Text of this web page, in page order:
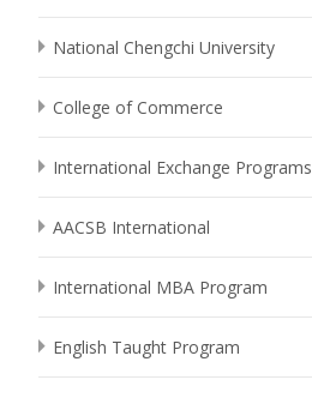
National Chengchi University
College of Commerce
International Exchange Programs
AACSB International
International MBA Program
English Taught Program